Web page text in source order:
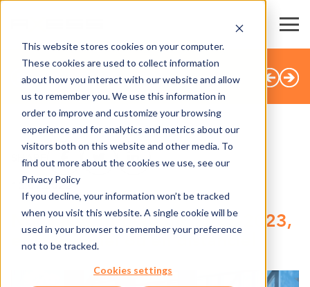
This website stores cookies on your computer.
These cookies are used to collect information
about how you interact with our website and allow
us to remember you. We use this information in
order to improve and customize your browsing
experience and for analytics and metrics about our
visitors both on this website and other media. To
find out more about the cookies we use, see our
Privacy Policy
If you decline, your information won’t be tracked
when you visit this website. A single cookie will be
used in your browser to remember your preference
not to be tracked.
Cookies settings
TOUTES LES ACTUALITÉS
SHARE
13.07.2022
Nouvelles formations 2022-2023,
en présentiel ou en distanciel